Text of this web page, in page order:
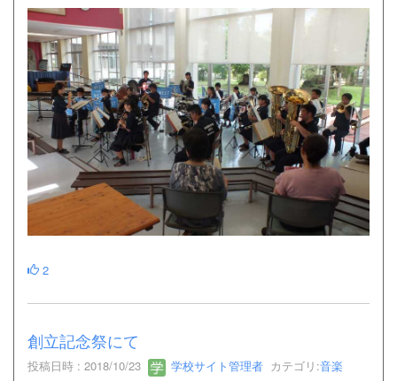
2
創立記念祭にて
投稿日時 : 2018/10/23 学校サイト管理者 カテゴリ:音楽